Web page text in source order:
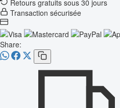
Retours gratuits sous 30 jours
Transaction sécurisée
Share: